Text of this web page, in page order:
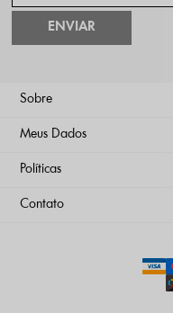
ENVIAR
Sobre
Meus Dados
Políticas
Contato